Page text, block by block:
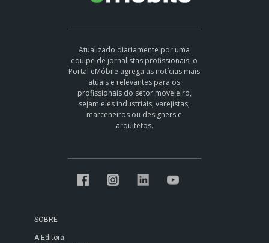
Atualizado diariamente por uma
equipe de jornalistas profissionais, o
Portal eMóbile agrega as notícias mais
atuais e relevantes para os
profissionais do setor moveleiro,
sejam eles industriais, varejistas,
marceneiros ou designers e
arquitetos.
SOBRE
A Editora